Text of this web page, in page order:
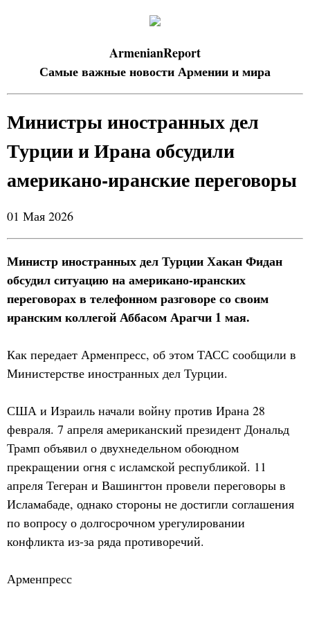
ArmenianReport
Самые важные новости Армении и мира
Министры иностранных дел
Турции и Ирана обсудили
американо-иранские переговоры
01 Мая 2026
Министр иностранных дел Турции Хакан Фидан
обсудил ситуацию на американо-иранских
переговорах в телефонном разговоре со своим
иранским коллегой Аббасом Арагчи 1 мая.
Как передает Арменпресс, об этом ТАСС сообщили в
Министерстве иностранных дел Турции.
США и Израиль начали войну против Ирана 28
февраля. 7 апреля американский президент Дональд
Трамп объявил о двухнедельном обоюдном
прекращении огня с исламской республикой. 11
апреля Тегеран и Вашингтон провели переговоры в
Исламабаде, однако стороны не достигли соглашения
по вопросу о долгосрочном урегулировании
конфликта из-за ряда противоречий.
Арменпресс